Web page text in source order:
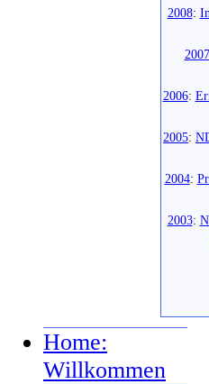
2008:
2007
2006:
2005:
2004:
2003:
Home:
Willkommen